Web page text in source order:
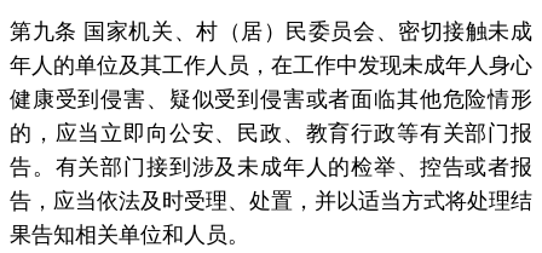
第九条 国家机关、村（居）民委员会、密切接触未成
年人的单位及其工作人员，在工作中发现未成年人身心
健康受到侵害、疑似受到侵害或者面临其他危险情形
的，应当立即向公安、民政、教育行政等有关部门报
告。有关部门接到涉及未成年人的检举、控告或者报
告，应当依法及时受理、处置，并以适当方式将处理结
果告知相关单位和人员。